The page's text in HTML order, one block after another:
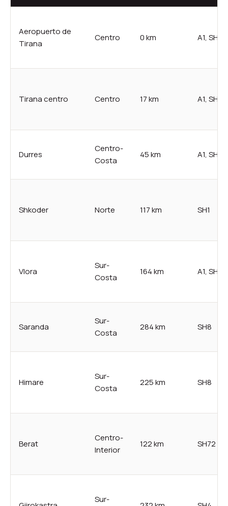
Aeropuerto de
Tirana
Centro 0 km A1, SH1
Tirana centro Centro 17 km A1, SH1,
Durres
Centro-
Costa
45 km A1, SH2
Shkoder Norte 117 km SH1
Vlora
Sur-
Costa
164 km A1, SH8
Saranda
Sur-
Costa
284 km SH8
Himare
Sur-
Costa
225 km SH8
Berat
Centro-
Interior
122 km SH72
Sur-